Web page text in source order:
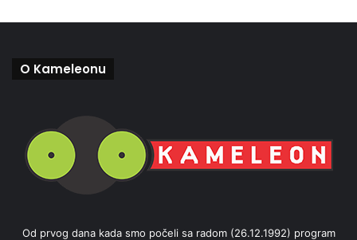
O Kameleonu
Od prvog dana kada smo počeli sa radom (26.12.1992) program